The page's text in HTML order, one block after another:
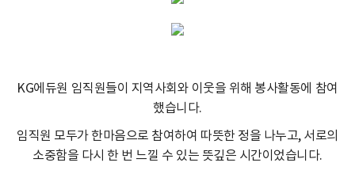
KG에듀원 임직원들이 지역사회와 이웃을 위해 봉사활동에 참여
했습니다.
임직원 모두가 한마음으로 참여하여 따뜻한 정을 나누고, 서로의
소중함을 다시 한 번 느낄 수 있는 뜻깊은 시간이었습니다.